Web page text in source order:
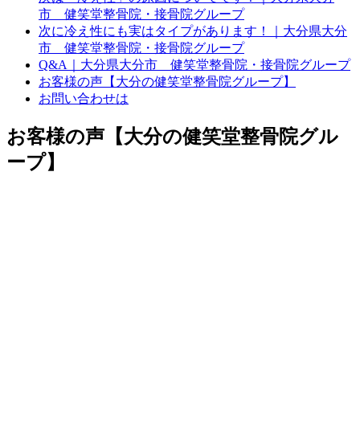
市 健笑堂整骨院・接骨院グループ
次に冷え性にも実はタイプがあります！｜大分県大分
市 健笑堂整骨院・接骨院グループ
Q&A｜大分県大分市 健笑堂整骨院・接骨院グループ
お客様の声【大分の健笑堂整骨院グループ】
お問い合わせは
お客様の声【大分の健笑堂整骨院グル
ープ】